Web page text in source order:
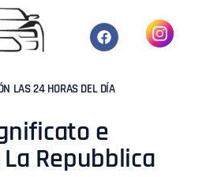
LAS 24 HORAS DEL DÍA
e
Repubblica